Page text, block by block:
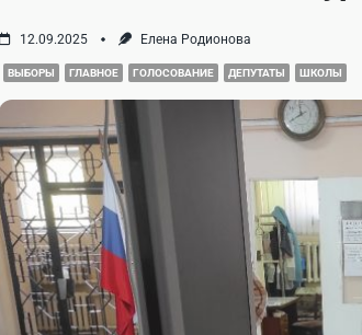
12.09.2025 Елена Родионова
ВЫБОРЫ ГЛАВНОЕ ГОЛОСОВАНИЕ ДЕПУТАТЫ ШКОЛЫ